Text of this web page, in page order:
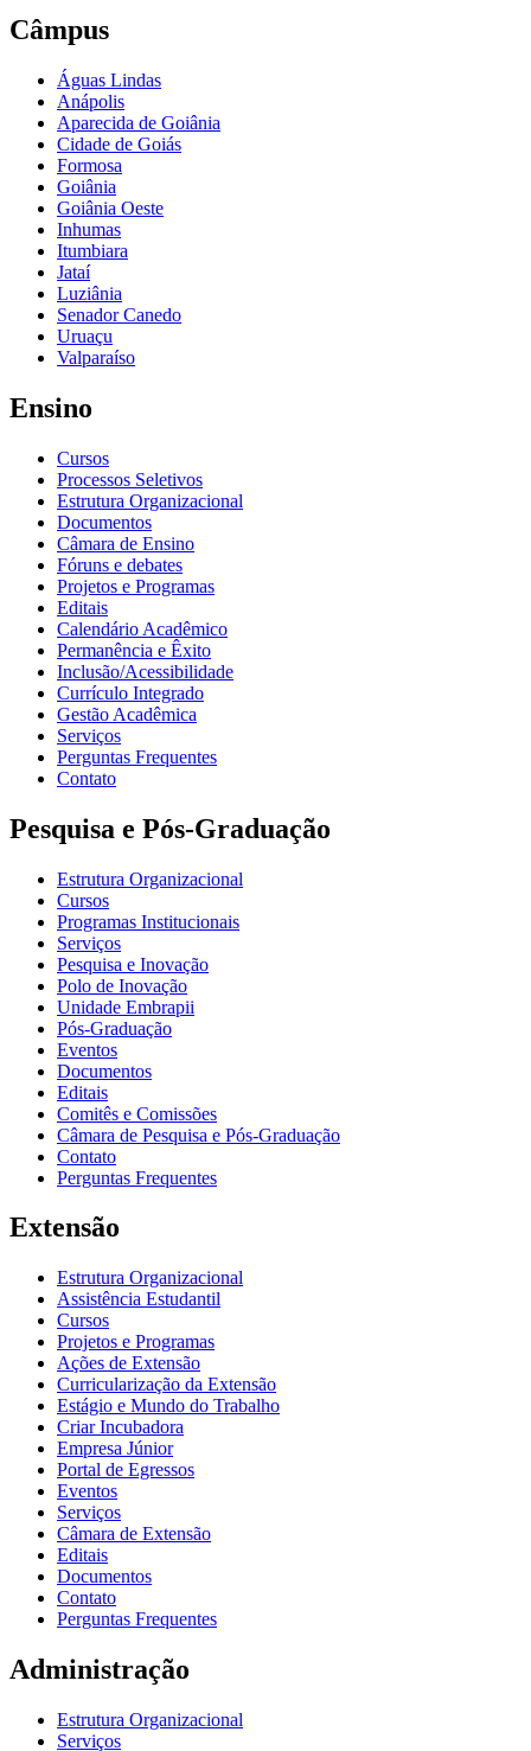
Câmpus
Águas Lindas
Anápolis
Aparecida de Goiânia
Cidade de Goiás
Formosa
Goiânia
Goiânia Oeste
Inhumas
Itumbiara
Jataí
Luziânia
Senador Canedo
Uruaçu
Valparaíso
Ensino
Cursos
Processos Seletivos
Estrutura Organizacional
Documentos
Câmara de Ensino
Fóruns e debates
Projetos e Programas
Editais
Calendário Acadêmico
Permanência e Êxito
Inclusão/Acessibilidade
Currículo Integrado
Gestão Acadêmica
Serviços
Perguntas Frequentes
Contato
Pesquisa e Pós-Graduação
Estrutura Organizacional
Cursos
Programas Institucionais
Serviços
Pesquisa e Inovação
Polo de Inovação
Unidade Embrapii
Pós-Graduação
Eventos
Documentos
Editais
Comitês e Comissões
Câmara de Pesquisa e Pós-Graduação
Contato
Perguntas Frequentes
Extensão
Estrutura Organizacional
Assistência Estudantil
Cursos
Projetos e Programas
Ações de Extensão
Curricularização da Extensão
Estágio e Mundo do Trabalho
Criar Incubadora
Empresa Júnior
Portal de Egressos
Eventos
Serviços
Câmara de Extensão
Editais
Documentos
Contato
Perguntas Frequentes
Administração
Estrutura Organizacional
Serviços